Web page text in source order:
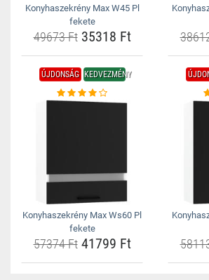
Konyhaszekrény Max W45 Pl
fekete
49673 Ft35318 Ft
ÚJDONSÁG KEDVEZMÉNY
Konyhaszekrény Max Ws60 Pl
fekete
57374 Ft41799 Ft